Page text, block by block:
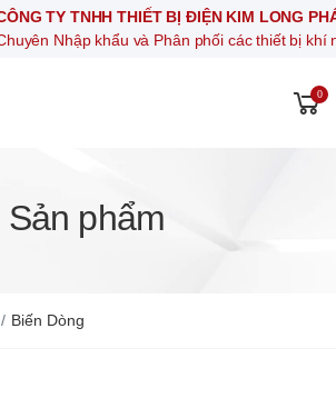
CÔNG TY TNHH THIẾT BỊ ĐIỆN
Chuyên Nhập khẩu và Phân phối
menu
0
Sản phẩm
Biến Dòng